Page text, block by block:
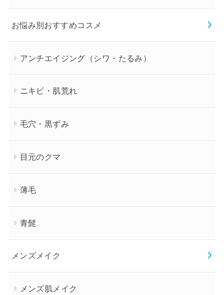
お悩み別おすすめコスメ
アンチエイジング（シワ・たるみ）
ニキビ・肌荒れ
毛穴・黒ずみ
目元のクマ
薄毛
青髭
メンズメイク
メンズ肌メイク